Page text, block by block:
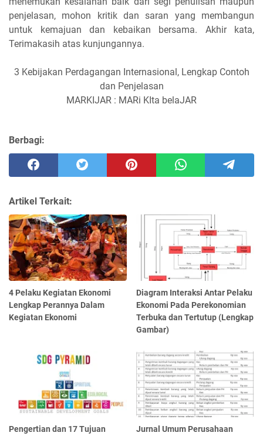
penjelasan, mohon kritik dan saran yang membangun
untuk kemajuan dan kebaikan bersama. Akhir kata,
Terimakasih atas kunjungannya.
3 Kebijakan Perdagangan Internasional, Lengkap Contoh
dan Penjelasan
MARKIJAR : MARi KIta belaJAR
Berbagi:
Artikel Terkait:
4 Pelaku Kegiatan Ekonomi
Lengkap Perannya Dalam
Kegiatan Ekonomi
Diagram Interaksi Antar Pelaku
Ekonomi Pada Perekonomian
Terbuka dan Tertutup (Lengkap
Gambar)
Pengertian dan 17 Tujuan
Jurnal Umum Perusahaan